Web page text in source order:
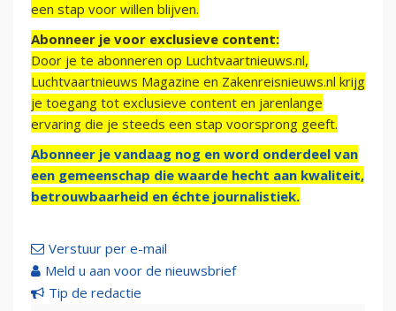
een stap voor willen blijven.
Abonneer je voor exclusieve content:
Door je te abonneren op Luchtvaartnieuws.nl,
Luchtvaartnieuws Magazine en Zakenreisnieuws.nl krijg
je toegang tot exclusieve content en jarenlange
ervaring die je steeds een stap voorsprong geeft.
Abonneer je vandaag nog en word onderdeel van
een gemeenschap die waarde hecht aan kwaliteit,
betrouwbaarheid en échte journalistiek.
Verstuur per e-mail
Meld u aan voor de nieuwsbrief
Tip de redactie